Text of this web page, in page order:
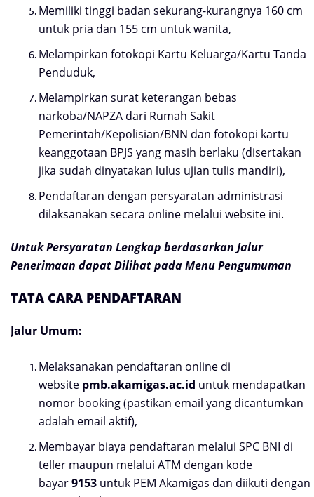
Memiliki tinggi badan sekurang-kurangnya 160 cm
untuk pria dan 155 cm untuk wanita,
Melampirkan fotokopi Kartu Keluarga/Kartu Tanda
Penduduk,
Melampirkan surat keterangan bebas
narkoba/NAPZA dari Rumah Sakit
Pemerintah/Kepolisian/BNN dan fotokopi kartu
keanggotaan BPJS yang masih berlaku (disertakan
jika sudah dinyatakan lulus ujian tulis mandiri),
Pendaftaran dengan persyaratan administrasi
dilaksanakan secara online melalui website ini.
Untuk Persyaratan Lengkap berdasarkan Jalur
Penerimaan dapat Dilihat pada Menu Pengumuman
TATA CARA PENDAFTARAN
Jalur Umum:
Melaksanakan pendaftaran online di
website pmb.akamigas.ac.id untuk mendapatkan
nomor booking (pastikan email yang dicantumkan
adalah email aktif),
Membayar biaya pendaftaran melalui SPC BNI di
teller maupun melalui ATM dengan kode
bayar9153 untuk PEM Akamigas dan diikuti dengan